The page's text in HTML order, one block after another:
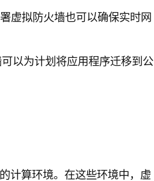
虚拟防火墙也可以确保实时网
以为计划将应用程序迁移到公
计算环境。在这些环境中，虚